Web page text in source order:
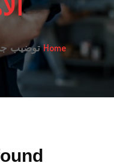
Homeتوضيب